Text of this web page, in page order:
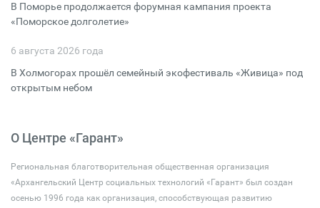
В Поморье продолжается форумная кампания проекта
«Поморское долголетие»
6 августа 2026 года
В Холмогорах прошёл семейный экофестиваль «Живица» под
открытым небом
О Центре «Гарант»
Региональная благотворительная общественная организация
«Архангельский Центр социальных технологий «Гарант» был создан
осенью 1996 года как организация, способствующая развитию